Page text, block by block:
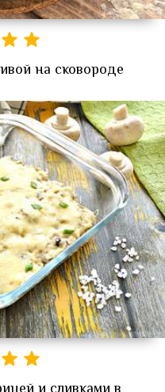
на сковороде